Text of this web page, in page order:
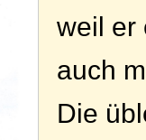
weil er
auch
Die